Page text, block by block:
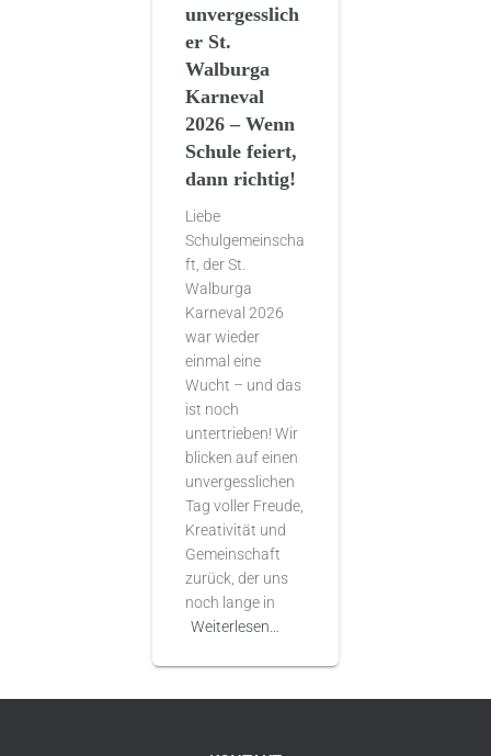
unvergesslich
er St.
Walburga
Karneval
2026 – Wenn
Schule feiert,
dann richtig!
Liebe
Schulgemeinscha
ft, der St.
Walburga
Karneval 2026
war wieder
einmal eine
Wucht – und das
ist noch
untertrieben! Wir
blicken auf einen
unvergesslichen
Tag voller Freude,
Kreativität und
Gemeinschaft
zurück, der uns
noch lange in
Weiterlesen…